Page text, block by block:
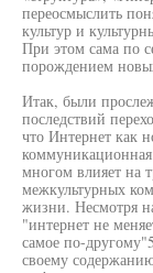
переосмыслить
культур и
При этом сама по
порождением
Итак, были
последствий
что Интернет как
коммуникационная
многом влияет на
межкультурных
жизни. Несмотря
"интернет не
самое по-
своему